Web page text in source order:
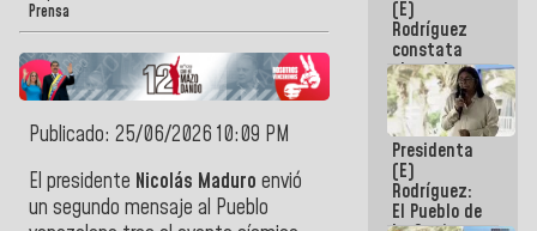
Prensa
Publicado: 25/06/2026 10:09 PM
El presidente Nicolás Maduro envió
un segundo mensaje al Pueblo
Guaira
(E)
Rodríguez
constata
obras de
rehabilitación
de Escuela
Militar de
Mamo en La
Guaira
Presidenta
(E)
Rodríguez:
El Pueblo de